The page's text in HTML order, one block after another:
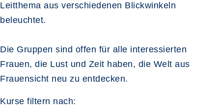
Leitthema aus verschiedenen Blickwinkeln
beleuchtet.
Die Gruppen sind offen für alle interessierten
Frauen, die Lust und Zeit haben, die Welt aus
Frauensicht neu zu entdecken.
Kurse filtern nach: